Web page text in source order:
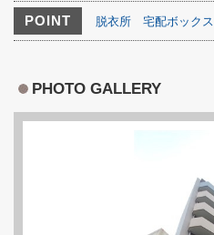
POINT 脱衣所 宅配ボックス
PHOTO GALLERY